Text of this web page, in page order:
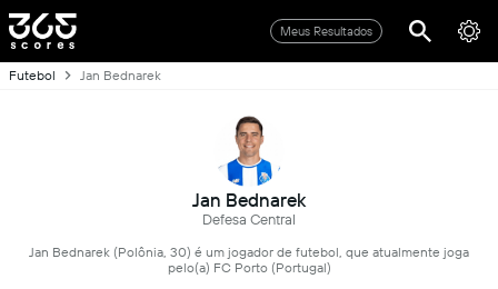
Meus Resultados
Futebol Jan Bednarek
Jan Bednarek
Defesa Central
Jan Bednarek (Polônia, 30) é um jogador de futebol, que atualmente joga
pelo(a) FC Porto (Portugal)